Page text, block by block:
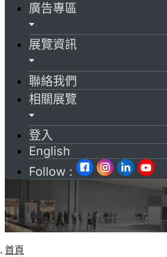
廣告專區
展覽資訊
聯絡我們
相關展覽
登入
English
Follow :
首頁